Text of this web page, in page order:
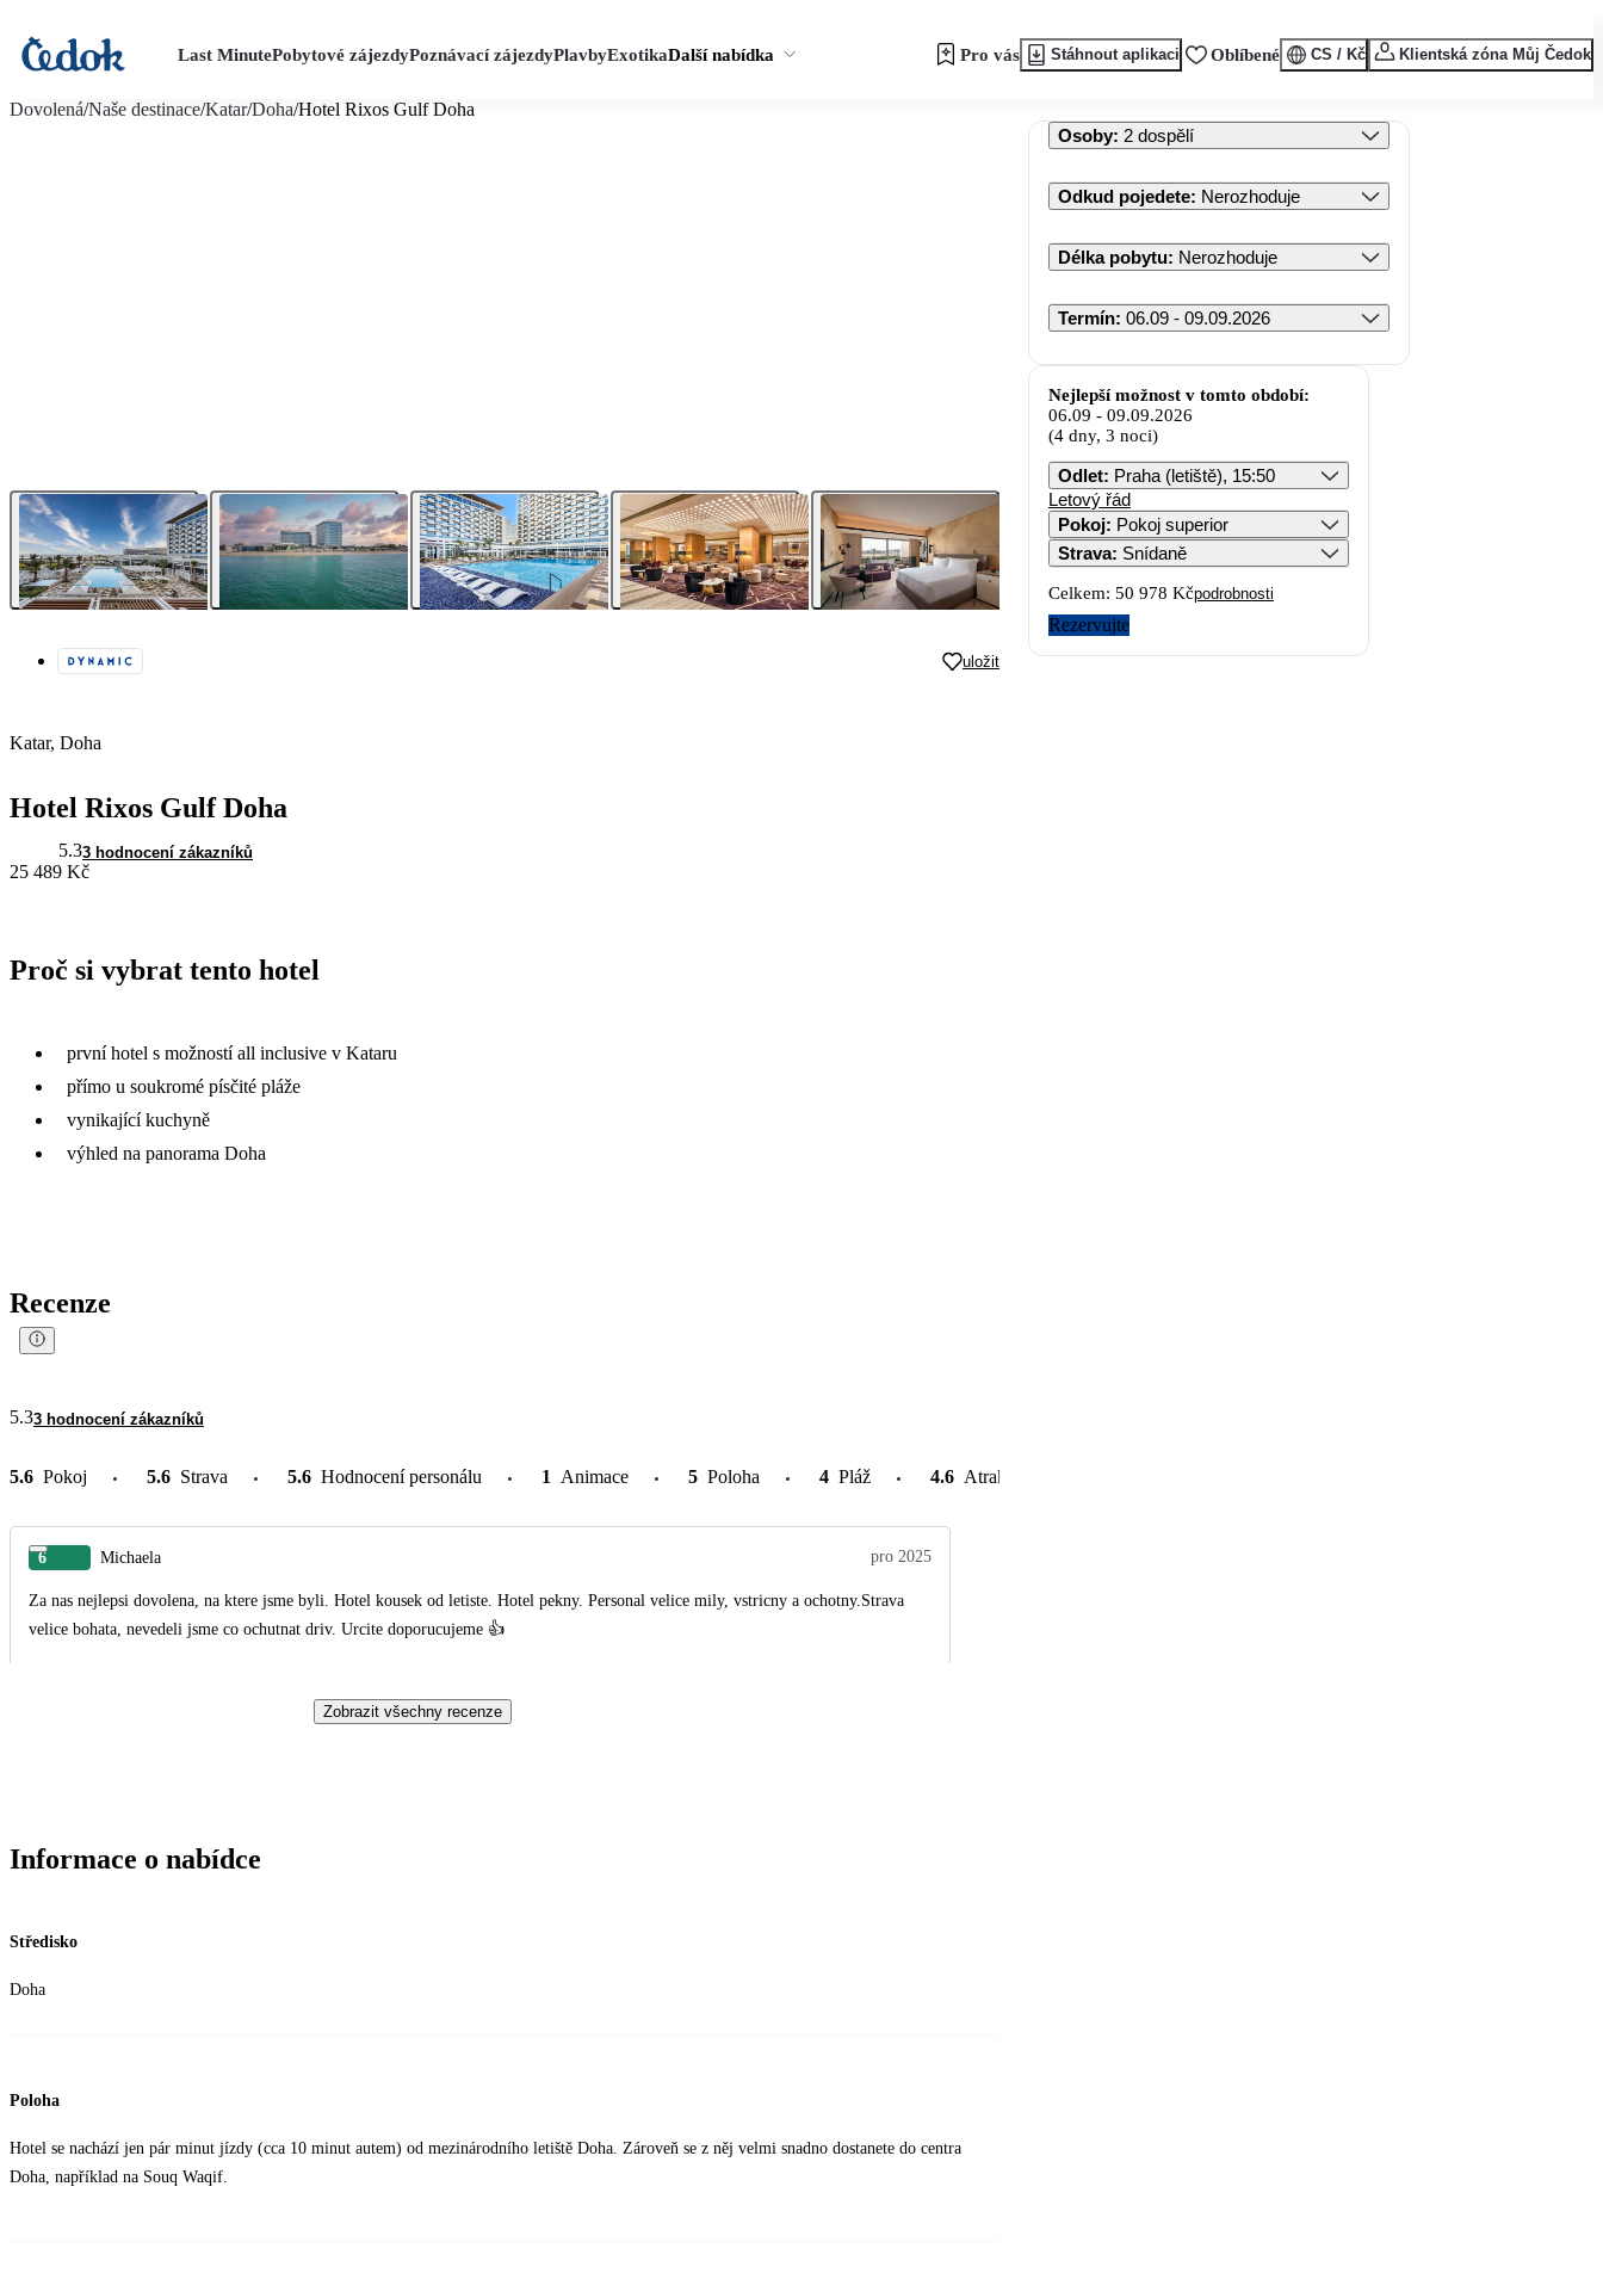
Last MinutePobytové zájezdyPoznávací zájezdyPlavbyExotikaDalší nabídka Pro vás Stáhnout aplikaci Oblíbené CS / Kč Klientská zóna Můj Čedok
Dovolená/Naše destinace/Katar/Doha/Hotel Rixos Gulf Doha
uložit
Katar, Doha
Hotel Rixos Gulf Doha
5.33 hodnocení zákazníků
25 489 Kč
Proč si vybrat tento hotel
první hotel s možností all inclusive v Kataru
přímo u soukromé písčité pláže
vynikající kuchyně
výhled na panorama Doha
Recenze
5.33 hodnocení zákazníků
5.6 Pokoj 5.6 Strava 5.6 Hodnocení personálu 1 Animace 5 Poloha 4 Pláž 4.6 Atrakce v okolí
6 Michaela pro 2025
Za nas nejlepsi dovolena, na ktere jsme byli. Hotel kousek od letiste. Hotel pekny. Personal velice mily, vstricny a ochotny.Strava
velice bohata, nevedeli jsme co ochutnat driv. Urcite doporucujeme 👍
Zobrazit všechny recenze
Informace o nabídce
Středisko
Doha
Poloha
Hotel se nachází jen pár minut jízdy (cca 10 minut autem) od mezinárodního letiště Doha. Zároveň se z něj velmi snadno dostanete do centra
Doha, například na Souq Waqif.
Osoby: 2 dospělí
Odkud pojedete: Nerozhoduje
Délka pobytu: Nerozhoduje
Termín: 06.09 - 09.09.2026
Nejlepší možnost v tomto období:
06.09 - 09.09.2026
(4 dny, 3 noci)
Odlet: Praha (letiště), 15:50
Letový řád
Pokoj: Pokoj superior
Strava: Snídaně
Celkem: 50 978 Kčpodrobnosti
Rezervujte